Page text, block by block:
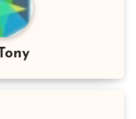
Tony